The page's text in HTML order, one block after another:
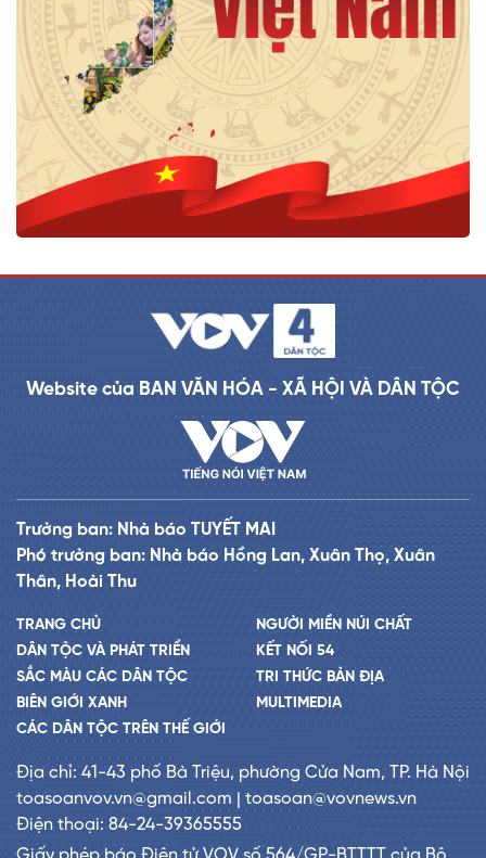
Website của BAN VĂN HÓA - XÃ HỘI VÀ DÂN TỘC
Trưởng ban: Nhà báo TUYẾT MAI
Phó trưởng ban: Nhà báo Hồng Lan, Xuân Thọ, Xuân
Thân, Hoài Thu
TRANG CHỦ
DÂN TỘC VÀ PHÁT TRIỂN
SẮC MÀU CÁC DÂN TỘC
BIÊN GIỚI XANH
CÁC DÂN TỘC TRÊN THẾ GIỚI
NGƯỜI MIỀN NÚI CHẤT
KẾT NỐI 54
TRI THỨC BẢN ĐỊA
MULTIMEDIA
Địa chỉ: 41-43 phố Bà Triệu, phường Cửa Nam, TP. Hà Nội
toasoanvov.vn@gmail.com | toasoan@vovnews.vn
Điện thoại: 84-24-39365555